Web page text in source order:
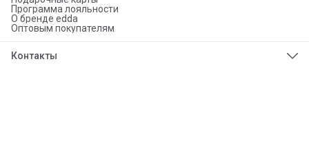
Программа лояльности
О бренде edda
Оптовым покупателям
Контакты